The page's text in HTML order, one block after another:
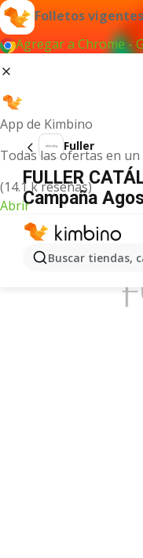
Folletos
Agregar a Chrome -
App de Kimbino
Todas las ofertas en
(14.1 k reseñas)
Abrir
Buscar tiendas,
Fuller
FULLER
Campaña